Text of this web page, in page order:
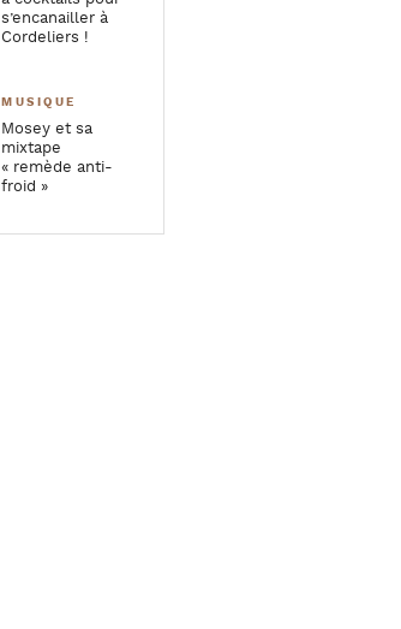
s’encanailler à
Cordeliers !
MUSIQUE
Mosey et sa
mixtape
« remède anti-
froid »